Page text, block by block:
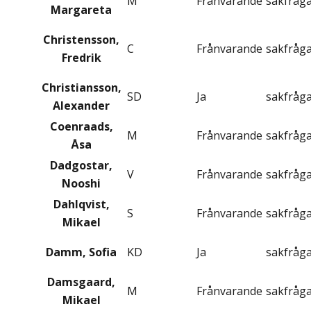
Margareta
Christensson,
Fredrik
C Frånvarande
Christiansson,
Alexander
SD Ja
Coenraads,
Åsa
M Frånvarande
Dadgostar,
Nooshi
V Frånvarande
Dahlqvist,
Mikael
S Frånvarande
Damm, Sofia KD Ja
Damsgaard,
Mikael
M Frånvarande